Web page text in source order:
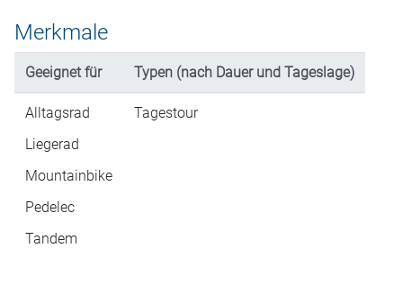
Merkmale
Geeignet für Typen (nach Dauer und Tageslage)
Alltagsrad
Liegerad
Mountainbike
Pedelec
Tandem
Tagestour